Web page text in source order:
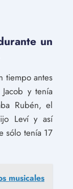
un
tiempo antes
y tenía
Rubén, el
Leví y así
sólo tenía 17
musicales